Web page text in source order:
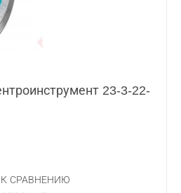
23-3-22-
К СРАВНЕНИЮ